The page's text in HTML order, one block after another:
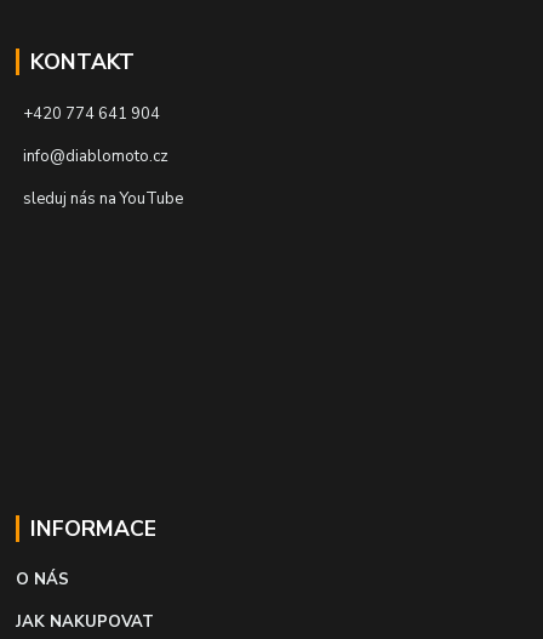
KONTAKT
+420 774 641 904
info@diablomoto.cz
sleduj nás na YouTube
INFORMACE
O NÁS
JAK NAKUPOVAT